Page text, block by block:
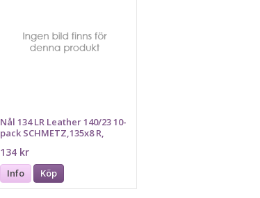
Nål 134 LR Leather 140/23 10-
pack SCHMETZ,135x8 R,
134 kr
Info Köp